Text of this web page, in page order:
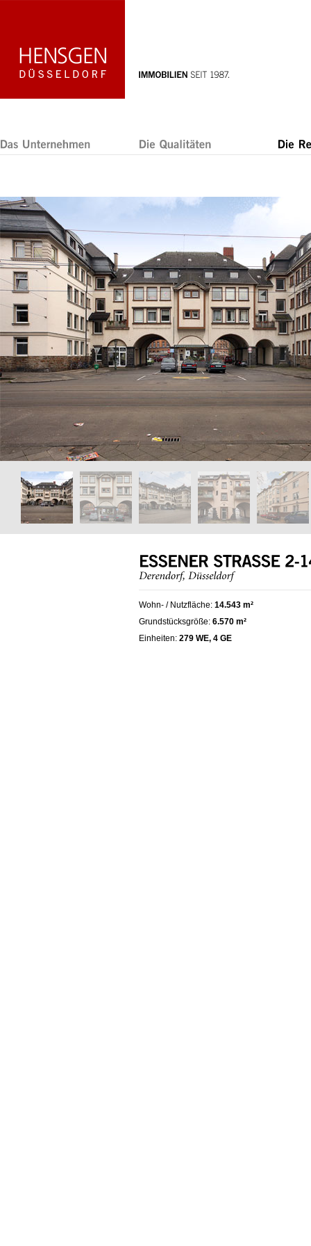
Wohn- / Nutzfläche: 14.543 m²
Grundstücksgröße: 6.570 m²
Einheiten: 279 WE, 4 GE